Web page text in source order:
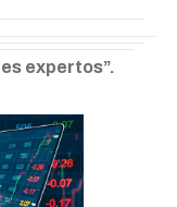
expertos”.